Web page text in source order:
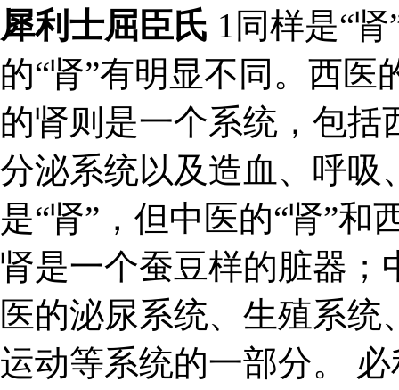
犀利士屈臣氏 1同样是“
的“肾”有明显不同。西
的肾则是一个系统，包
分泌系统以及造血、呼吸
是“肾”，但中医的“肾”和
肾是一个蚕豆样的脏器；
医的泌尿系统、生殖系
运动等系统的一部分。